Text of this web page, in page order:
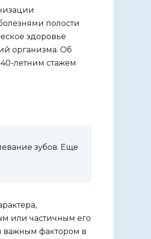
полости
здоровье
организма. Об
летним стажем
зубов. Еще
или частичным его
важным фактором в